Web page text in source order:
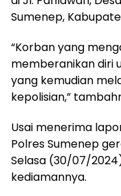
Sumenep,
“Korban yang
memberanikan diri
yang kemudian
kepolisian,”
Usai menerima
Polres Sumenep
Selasa (30/07/
kediamannya.